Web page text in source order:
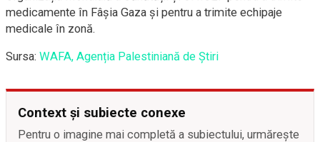
medicamente în Fâșia Gaza și pentru a trimite echipaje
medicale în zonă.
Sursa: WAFA, Agenția Palestiniană de Știri
Context și subiecte conexe
Pentru o imagine mai completă a subiectului, urmărește